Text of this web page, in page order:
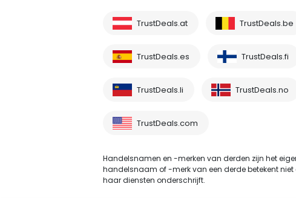
TrustDeals.at TrustDeals.be
TrustDeals.es TrustDeals.fi
TrustDeals.li TrustDeals.no
TrustDeals.com
Handelsnamen en -merken van derden zijn het
handelsnaam of -merk van een derde betekent niet
haar diensten onderschrijft.